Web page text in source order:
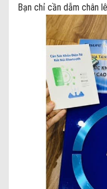
Bạn chỉ cần dẫm chân